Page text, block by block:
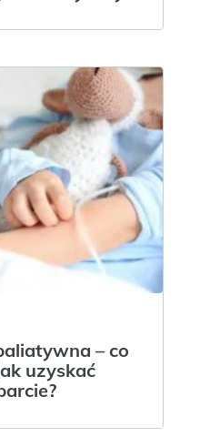
– co
uzyskać